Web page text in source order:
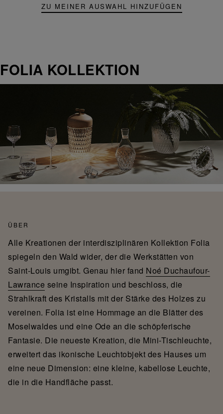
ZU MEINER AUSWAHL HINZUFÜGEN
FOLIA KOLLEKTION
ÜBER
Alle Kreationen der interdisziplinären Kollektion Folia
spiegeln den Wald wider, der die Werkstätten von
Saint-Louis umgibt. Genau hier fand Noé Duchaufour-
Lawrance seine Inspiration und beschloss, die
Strahlkraft des Kristalls mit der Stärke des Holzes zu
vereinen. Folia ist eine Hommage an die Blätter des
Moselwaldes und eine Ode an die schöpferische
Fantasie. Die neueste Kreation, die Mini-Tischleuchte,
erweitert das ikonische Leuchtobjekt des Hauses um
eine neue Dimension: eine kleine, kabellose Leuchte,
die in die Handfläche passt.